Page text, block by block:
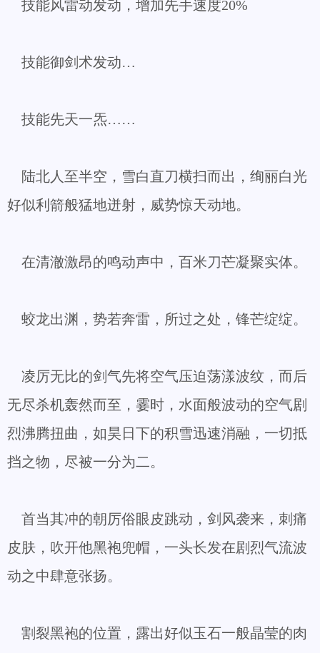
技能风雷动发动，增加先手速度20%
技能御剑术发动…
技能先天一炁……
陆北人至半空，雪白直刀横扫而出，绚丽白光
好似利箭般猛地迸射，威势惊天动地。
在清澈激昂的鸣动声中，百米刀芒凝聚实体。
蛟龙出渊，势若奔雷，所过之处，锋芒绽绽。
凌厉无比的剑气先将空气压迫荡漾波纹，而后
无尽杀机轰然而至，霎时，水面般波动的空气剧
烈沸腾扭曲，如昊日下的积雪迅速消融，一切抵
挡之物，尽被一分为二。
首当其冲的朝厉俗眼皮跳动，剑风袭来，刺痛
皮肤，吹开他黑袍兜帽，一头长发在剧烈气流波
动之中肆意张扬。
割裂黑袍的位置，露出好似玉石一般晶莹的肉